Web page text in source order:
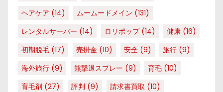
ヘアケア (14) ムームードメイン (131)
レンタルサーバー (14) ロリポップ(14) 健康 (16)
初期脱毛 (17) 売掛金 (10) 安全 (9) 旅行 (9)
海外旅行 (9) 熊撃退スプレー (9) 育毛 (10)
育毛剤 (27) 評判 (9) 請求書買取 (10)